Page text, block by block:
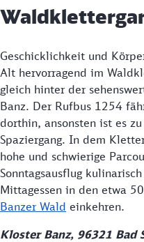
Geschicklichkeit und
Alt hervorragend im
gleich hinter der
Banz. Der Rufbus 1254
dorthin, ansonsten ist es
Spaziergang. In dem
hohe und schwierige
Sonntagsausflug
Mittagessen in den etwa
Banzer Wald einkehren.
Kloster Banz, 96321 Bad